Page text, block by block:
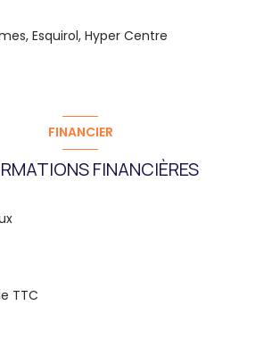
Esquirol, Hyper Centre
FINANCIER
FINANCIÈRES
TTC